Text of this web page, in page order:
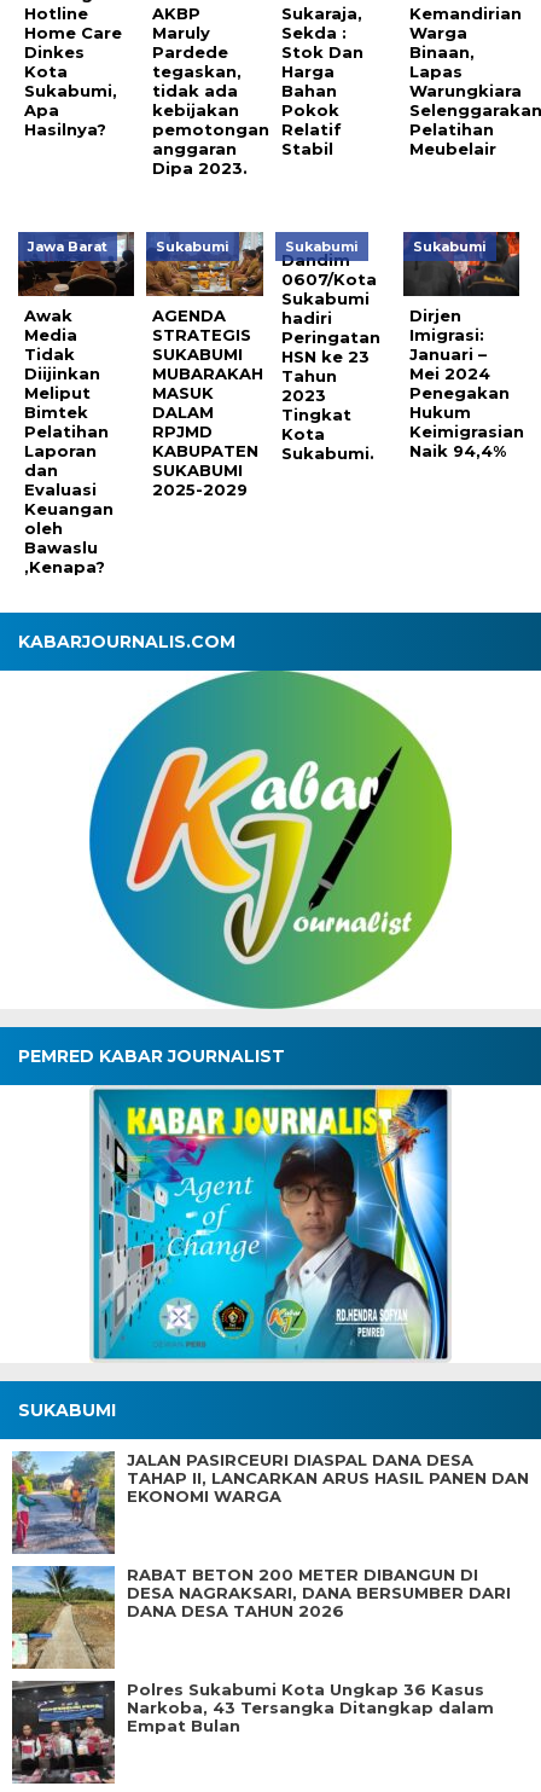
Hotline
Home Care
Dinkes
Kota
Sukabumi,
Apa
Hasilnya?
AKBP
Maruly
Pardede
tegaskan,
tidak ada
kebijakan
pemotongan
anggaran
Dipa 2023.
Sukaraja,
Sekda :
Stok Dan
Harga
Bahan
Pokok
Relatif
Stabil
Kemandirian
Warga
Binaan,
Lapas
Warungkiara
Pelatihan
Meubelair
Jawa Barat
Awak
Media
Tidak
Diijinkan
Meliput
Bimtek
Pelatihan
Laporan
dan
Evaluasi
Keuangan
oleh
Bawaslu
,Kenapa?
Sukabumi
AGENDA
STRATEGIS
SUKABUMI
MUBARAKAH
MASUK
DALAM
RPJMD
KABUPATEN
SUKABUMI
2025-2029
Sukabumi
Dandim
0607/Kota
Sukabumi
hadiri
Peringatan
HSN ke 23
Tahun
2023
Tingkat
Kota
Sukabumi.
Sukabumi
Dirjen
Imigrasi:
Januari –
Mei 2024
Penegakan
Hukum
Keimigrasian
Naik 94,4%
KABARJOURNALIS.COM
PEMRED KABAR JOURNALIST
SUKABUMI
JALAN PASIRCEURI DIASPAL DANA DESA
TAHAP II, LANCARKAN ARUS HASIL PANEN DAN
EKONOMI WARGA
RABAT BETON 200 METER DIBANGUN DI
DESA NAGRAKSARI, DANA BERSUMBER DARI
DANA DESA TAHUN 2026
Polres Sukabumi Kota Ungkap 36 Kasus
Narkoba, 43 Tersangka Ditangkap dalam
Empat Bulan